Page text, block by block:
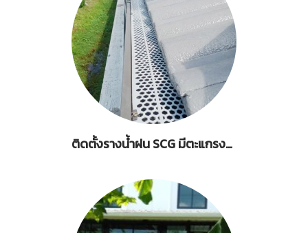
ติดตั้งรางน้ำฝน SCG มีตะแกรงกันใบไม้